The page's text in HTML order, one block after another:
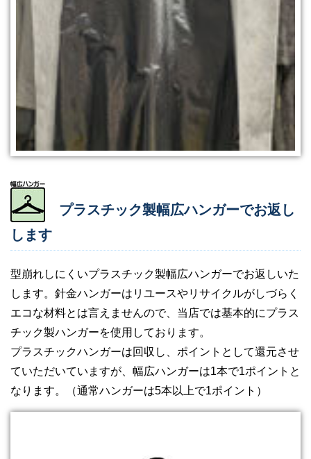
プラスチック製幅広ハンガーでお返し
します
型崩れしにくいプラスチック製幅広ハンガーでお返しいた
します。針金ハンガーはリユースやリサイクルがしづらく
エコな材料とは言えませんので、当店では基本的にプラス
チック製ハンガーを使用しております。
プラスチックハンガーは回収し、ポイントとして還元させ
ていただいていますが、幅広ハンガーは1本で1ポイントと
なります。（通常ハンガーは5本以上で1ポイント）